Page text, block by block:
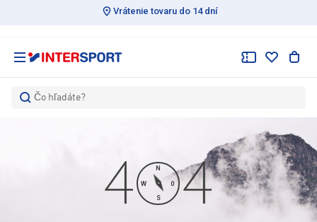
Vrátenie tovaru do 14 dní
Čo hľadáte?
N
0
S
W